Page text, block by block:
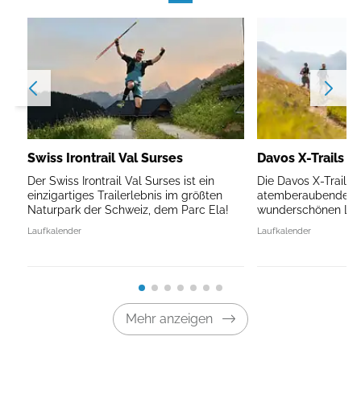
Swiss Irontrail Val Surses
Der Swiss Irontrail Val Surses ist ein
einzigartiges Trailerlebnis im größten
Naturpark der Schweiz, dem Parc Ela!
Laufkalender
Davos X-Trails
Die Davos X-Trails
atemberaubenden
wunderschönen
Laufkalender
Mehr anzeigen